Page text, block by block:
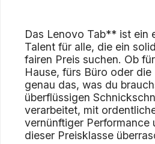
Das Lenovo Tab** ist ein
Talent für alle, die ein
fairen Preis suchen. Ob
Hause, fürs Büro oder die
genau das, was du
überflüssigen
verarbeitet, mit
vernünftiger Performance
dieser Preisklasse